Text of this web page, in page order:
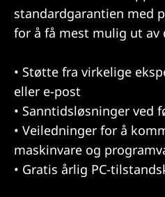
standardgarantien med
for å få mest mulig ut av
• Støtte fra virkelige
eller e-post
• Sanntidsløsninger ved
• Veiledninger for å
maskinvare og
• Gratis årlig PC-